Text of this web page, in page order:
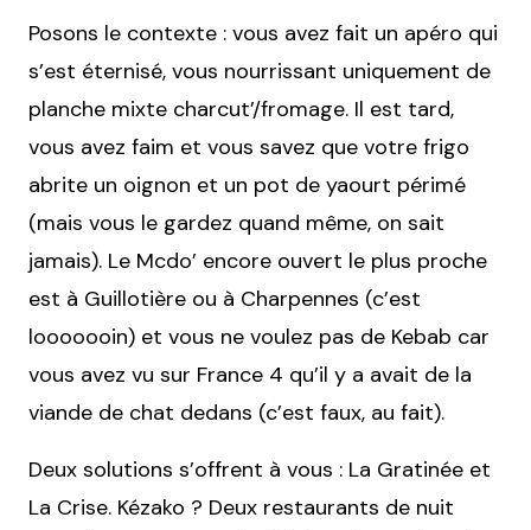
Posons le contexte : vous avez fait un apéro qui
s’est éternisé, vous nourrissant uniquement de
planche mixte charcut’/fromage. Il est tard,
vous avez faim et vous savez que votre frigo
abrite un oignon et un pot de yaourt périmé
(mais vous le gardez quand même, on sait
jamais). Le Mcdo’ encore ouvert le plus proche
est à Guillotière ou à Charpennes (c’est
looooooin) et vous ne voulez pas de Kebab car
vous avez vu sur France 4 qu’il y a avait de la
viande de chat dedans (c’est faux, au fait).
Deux solutions s’offrent à vous : La Gratinée et
La Crise. Kézako ? Deux restaurants de nuit